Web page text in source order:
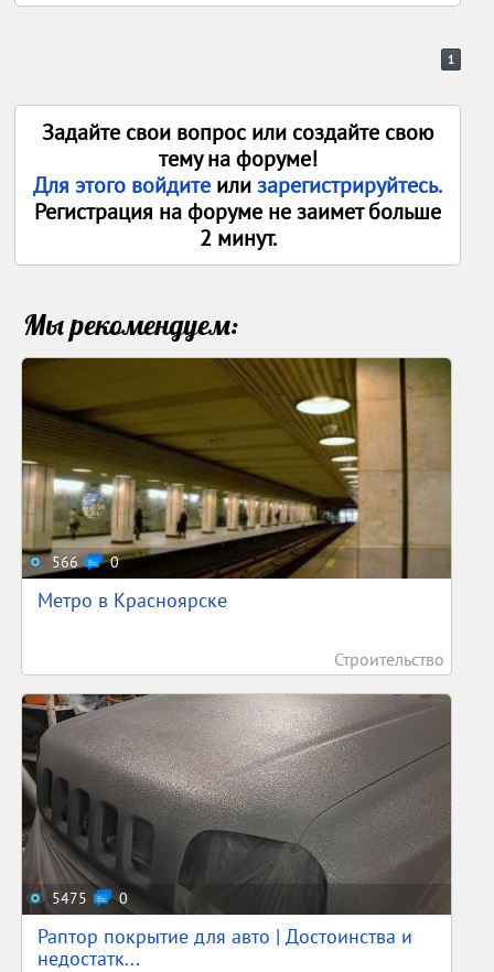
1
Задайте свои вопрос или создайте свою
тему на форуме!
Для этого войдите илизарегистрируйтесь.
Регистрация на форуме не заимет больше
2 минут.
Мы рекомендуем:
566 0
Метро в Красноярске
Строительство
5475 0
Раптор покрытие для авто | Достоинства и
недостатк...